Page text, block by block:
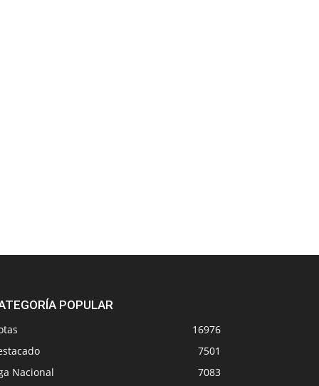
POPULAR
16976
7501
Nacional
7083